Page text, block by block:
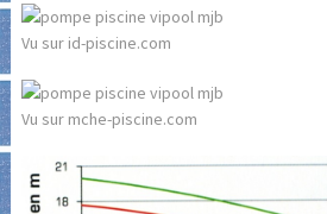
Vu sur id-piscine.com
Vu sur mche-piscine.com